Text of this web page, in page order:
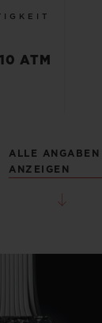
ATM
ALLE ANGABEN
ANZEIGEN